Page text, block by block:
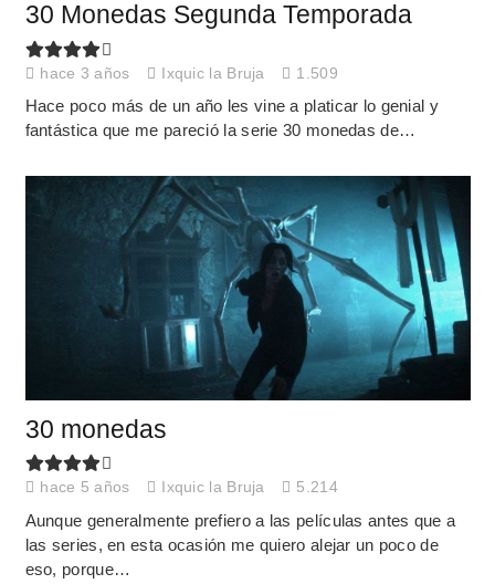
30 Monedas Segunda Temporada
hace 3 años Ixquic la Bruja 1.509
Hace poco más de un año les vine a platicar lo genial y
fantástica que me pareció la serie 30 monedas de…
30 monedas
hace 5 años Ixquic la Bruja 5.214
Aunque generalmente prefiero a las películas antes que a
las series, en esta ocasión me quiero alejar un poco de
eso, porque…